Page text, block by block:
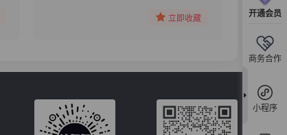
开通会员
商务合作
小程序
立即收藏